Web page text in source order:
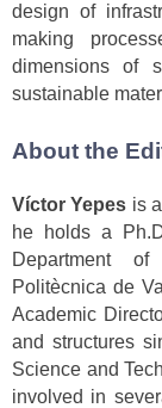
design of
making
dimensions of
sustainable
About the
Víctor Yepes is
he holds a
Department of
Politècnica de
Academic
and structures
Science and
involved in